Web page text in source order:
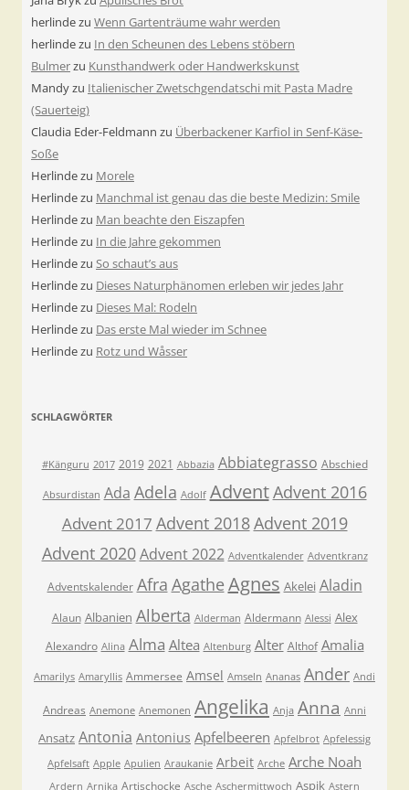
herlindezu Wenn Gartenträume wahr werden
herlindezu In den Scheunen des Lebens stöbern
Bulmerzu Kunsthandwerk oder Handwerkskunst
Mandyzu Italienischer Zwetschgendatschi mit Pasta Madre
(Sauerteig)
Claudia Eder-Feldmann zu Überbackener Karfiol in Senf-Käse-
Soße
Herlindezu Morele
Herlindezu Manchmal ist genau das die beste Medizin: Smile
Herlindezu Man beachte den Eiszapfen
Herlindezu In die Jahre gekommen
Herlindezu So schaut’s aus
Herlindezu Dieses Naturphänomen erleben wir jedes Jahr
Herlindezu Dieses Mal: Rodeln
Herlindezu Das erste Mal wieder im Schnee
Herlindezu Rotz und Wåsser
SCHLAGWÖRTER
#Känguru 2017 2019 2021 Abbazia Abbiategrasso Abschied
Absurdistan Ada Adela Adolf AdventAdvent 2016
Advent 2017 Advent 2018Advent 2019
Advent 2020 Advent 2022 Adventkalender Adventkranz
Adventskalender Afra Agathe Agnes Akelei Aladin
Alaun Albanien Alberta Alderman Aldermann Alessi Alex
Alexandro Alina Alma Altea Altenburg Alter Althof Amalia
Amarilys Amaryllis Ammersee Amsel Amseln Ananas Ander Andi
Andreas Anemone Anemonen Angelika Anja Anna Anni
Ansatz Antonia Antonius Apfelbeeren Apfelbrot Apfelessig
Apfelsaft Apple Apulien Araukanie Arbeit Arche Arche Noah
Ardern Arnika Artischocke Asche Aschermittwoch Aspik Astern